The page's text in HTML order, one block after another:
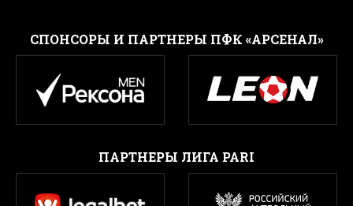
CПОНСОРЫ И ПАРТНЕРЫ ПФК «АРСЕНАЛ»
ПАРТНЕРЫ ЛИГА PARI